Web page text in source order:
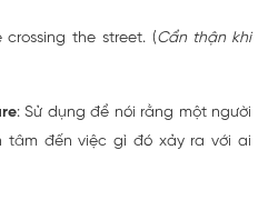
the street. (Cẩn thận khi
: Sử dụng để nói rằng một người
tâm đến việc gì đó xảy ra với ai